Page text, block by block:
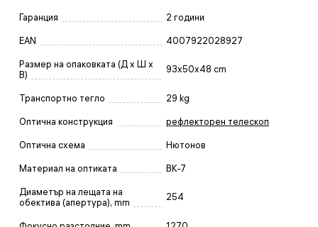
Гаранция 2 години
EAN 4007922028927
Размер на опаковката (Д x Ш x
В)
93x50x48 cm
Транспортно тегло 29 kg
Оптична конструкция рефлекторен телескоп
Оптична схема Нютонов
Материал на оптиката BK-7
Диаметър на лещата на
обектива (апертура), mm
254